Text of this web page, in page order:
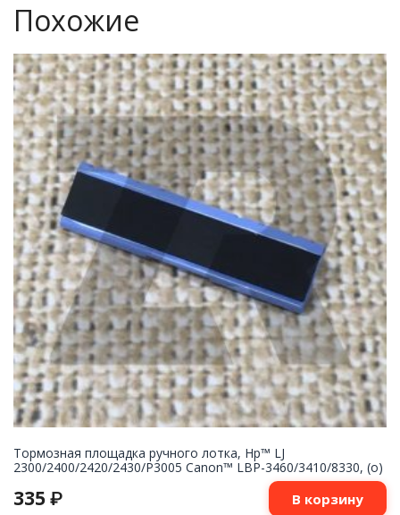
Похожие
Тормозная площадка ручного лотка, Hp™ LJ
2300/2400/2420/2430/P3005 Canon™ LBP-3460/3410/8330, (о)
335 ₽ В корзину